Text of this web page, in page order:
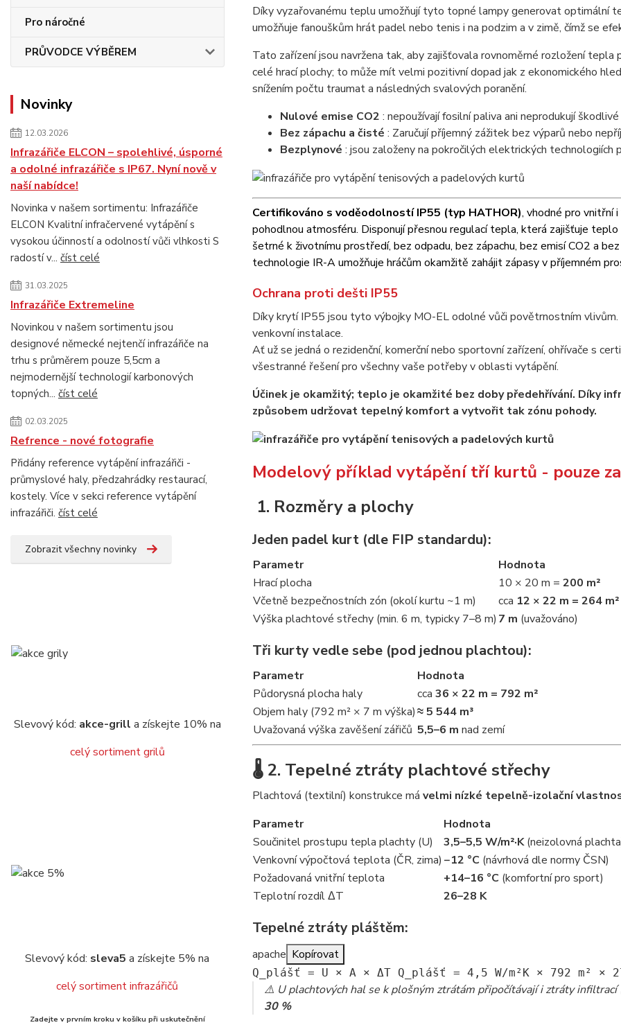
Pro náročné
PRŮVODCE VÝBĚREM
Novinky
12.03.2026
Infrazářiče ELCON – spolehlivé, úsporné
a odolné infrazářiče s IP67. Nyní nově v
naší nabídce!
Novinka v našem sortimentu: Infrazářiče
ELCON Kvalitní infračervené vytápění s
vysokou účinností a odolností vůči vlhkosti S
radostí v... číst celé
31.03.2025
Infrazářiče Extremeline
Novinkou v našem sortimentu jsou
designové německé nejtenčí infrazářiče na
trhu s průměrem pouze 5,5cm a
nejmodernější technologií karbonových
topných... číst celé
02.03.2025
Refrence - nové fotografie
Přidány reference vytápění infrazářiči -
průmyslové haly, předzahrádky restaurací,
kostely. Více v sekci reference vytápění
infrazářiči. číst celé
Zobrazit všechny novinky
Slevový kód: akce-grill a získejte 10% na
celý sortiment grilů
Slevový kód: sleva5 a získejte 5% na
celý sortiment infrazářičů
Zadejte v prvním kroku v košíku při uskutečnění
Díky vyzařovanému teplu umožňují tyto topné lampy generovat optimální
umožňuje fanouškům hrát padel nebo tenis i na podzim a v zimě, čímž se
Tato zařízení jsou navržena tak, aby zajišťovala rovnoměrné rozložení
celé hrací plochy; to může mít velmi pozitivní dopad jak z ekonomického
snížením počtu traumat a následných svalových poranění.
Nulové emise CO2 : nepoužívají fosilní paliva ani neprodukují
Bez zápachu a čisté : Zaručují příjemný zážitek bez výparů nebo
Bezplynové : jsou založeny na pokročilých elektrických
Certifikováno s voděodolností IP55 (typ HATHOR), vhodné pro vnitřní
pohodlnou atmosféru. Disponují přesnou regulací tepla, která zajišťuje
šetrné k životnímu prostředí, bez odpadu, bez zápachu, bez emisí CO2 a
technologie IR-A umožňuje hráčům okamžitě zahájit zápasy v příjemném
Ochrana proti dešti IP55
Díky krytí IP55 jsou tyto výbojky MO-EL odolné vůči povětrnostním
venkovní instalace.
Ať už se jedná o rezidenční, komerční nebo sportovní zařízení, ohřívače s
všestranné řešení pro všechny vaše potřeby v oblasti vytápění.
Účinek je okamžitý; teplo je okamžité bez doby předehřívání. Díky
způsobem udržovat tepelný komfort a vytvořit tak zónu pohody.
Modelový příklad vytápění tří kurtů - pouze
1. Rozměry a plochy
Jeden padel kurt (dle FIP standardu):
Parametr
Hodnota
Hrací plocha
10 × 20 m = 200 m²
Včetně bezpečnostních zón (okolí kurtu ~1 m)
cca 12 × 22 m = 264 m²
Výška plachtové střechy (min. 6 m, typicky 7–8 m) 7 m (uvažováno)
Tři kurty vedle sebe (pod jednou plachtou):
Parametr
Hodnota
Půdorysná plocha haly
cca 36 × 22 m = 792 m²
Objem haly (792 m² × 7 m výška)≈ 5 544 m³
Uvažovaná výška zavěšení zářičů 5,5–6 m nad zemí
🌡️ 2. Tepelné ztráty plachtové střechy
Plachtová (textilní) konstrukce má velmi nízké tepelně-izolační
Parametr
Hodnota
Součinitel prostupu tepla plachty (U)
3,5–5,5 W/m²·K(neizolovná
Venkovní výpočtová teplota (ČR, zima) −12 °C (návrhová dle normy ČSN)
Požadovaná vnitřní teplota
+14–16 °C (komfortní pro sport)
Teplotní rozdíl ΔT
26–28 K
Tepelné ztráty pláštěm:
apache Kopírovat
Q_plášť = U × A × ΔT Q_plášť = 4 , 5 W/m²K × 792 m² ×
⚠️ U plachtových hal se k plošným ztrátám připočítávají i ztráty
30 %